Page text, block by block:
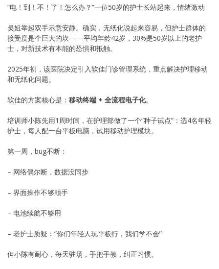
“电！到！不！了！怎么办？”一位50岁的护士长站起来，情绪激动
吴姐举起双手示意安静。确实，无纸化说起来容易，但护士群体的
接受度是个巨大的坎——平均年龄42岁，30%是50岁以上的老护
士，对新技术有本能的恐惧和抵触。
2025年初，该医院决定引入软佳门诊管理系统，重点解决护理移动
和无纸化问题。
软佳的方案核心是： 移动终端 + 全流程电子化。
培训师小陈先用1周时间，在护理部做了一个”种子试点”：选4名年轻
护士，每人配一台平板电脑，试用移动护理模块。
第一周，bug不断：
– 网络偶尔断，数据没同步
– 界面操作不够顺手
– 电池续航不够用
– 老护士质疑：”你们年轻人玩平板行，我们学不会”
但小陈有耐心，每天驻场，手把手教，纠正习惯。